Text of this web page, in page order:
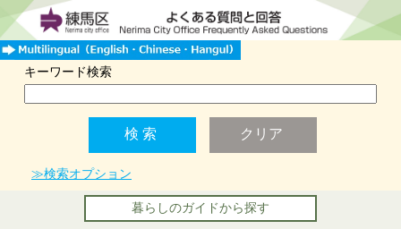
キーワード検索
≫検索オプション
暮らしのガイドから探す